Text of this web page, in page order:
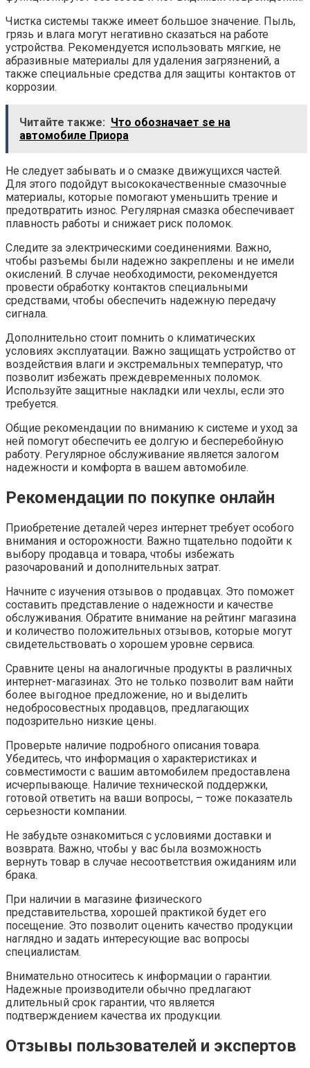
Чистка системы также имеет большое значение. Пыль,
грязь и влага могут негативно сказаться на работе
устройства. Рекомендуется использовать мягкие, не
абразивные материалы для удаления загрязнений, а
также специальные средства для защиты контактов от
коррозии.
Читайте также: Что обозначает se на
автомобиле Приора
Не следует забывать и о смазке движущихся частей.
Для этого подойдут высококачественные смазочные
материалы, которые помогают уменьшить трение и
предотвратить износ. Регулярная смазка обеспечивает
плавность работы и снижает риск поломок.
Следите за электрическими соединениями. Важно,
чтобы разъемы были надежно закреплены и не имели
окислений. В случае необходимости, рекомендуется
провести обработку контактов специальными
средствами, чтобы обеспечить надежную передачу
сигнала.
Дополнительно стоит помнить о климатических
условиях эксплуатации. Важно защищать устройство от
воздействия влаги и экстремальных температур, что
позволит избежать преждевременных поломок.
Используйте защитные накладки или чехлы, если это
требуется.
Общие рекомендации по вниманию к системе и уход за
ней помогут обеспечить ее долгую и бесперебойную
работу. Регулярное обслуживание является залогом
надежности и комфорта в вашем автомобиле.
Рекомендации по покупке онлайн
Приобретение деталей через интернет требует особого
внимания и осторожности. Важно тщательно подойти к
выбору продавца и товара, чтобы избежать
разочарований и дополнительных затрат.
Начните с изучения отзывов о продавцах. Это поможет
составить представление о надежности и качестве
обслуживания. Обратите внимание на рейтинг магазина
и количество положительных отзывов, которые могут
свидетельствовать о хорошем уровне сервиса.
Сравните цены на аналогичные продукты в различных
интернет-магазинах. Это не только позволит вам найти
более выгодное предложение, но и выделить
недобросовестных продавцов, предлагающих
подозрительно низкие цены.
Проверьте наличие подробного описания товара.
Убедитесь, что информация о характеристиках и
совместимости с вашим автомобилем предоставлена
исчерпывающе. Наличие технической поддержки,
готовой ответить на ваши вопросы, – тоже показатель
серьезности компании.
Не забудьте ознакомиться с условиями доставки и
возврата. Важно, чтобы у вас была возможность
вернуть товар в случае несоответствия ожиданиям или
брака.
При наличии в магазине физического
представительства, хорошей практикой будет его
посещение. Это позволит оценить качество продукции
наглядно и задать интересующие вас вопросы
специалистам.
Внимательно относитесь к информации о гарантии.
Надежные производители обычно предлагают
длительный срок гарантии, что является
подтверждением качества их продукции.
Отзывы пользователей и экспертов